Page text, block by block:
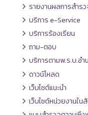
รายงานผลการสำร
บริการ e-Service
บริการร้องเรียน
ถาม-ตอบ
บริการตามพ.ร.บ.อำ
ดาวน์โหลด
เว็บไซต์แนะนำ
เว็บไซต์หน่วยงานใน